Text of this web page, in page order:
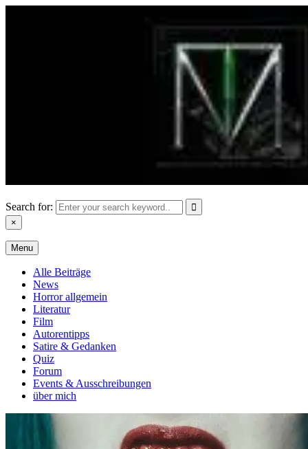
Search for:
×
Menu
Alle Beiträge
News
Horror allgemein
Literatur
Film
Autorentipps
Satire & Gedanken
Quiz
Forum
Events & Ausschreibungen
über mich